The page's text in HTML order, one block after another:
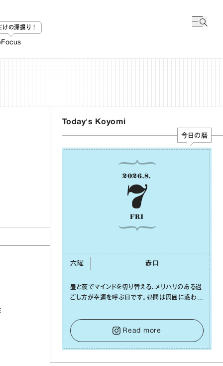
けの深掘り！
Focus
Today's Koyomi
今日の暦
2026.8.
7
FRI
六曜 ⾚⼝
昼と夜でマインドを切り替える、メリハリのある過
ごし⽅が幸運を呼ぶ⽇です。昼間は周囲に惑わさ
をキープして。そして夜は、疲れや寂しさから⽢
い⾔葉に流されないよう、⼼にしっかりブレーキ
をかけること。この意識の切り替えが、あなたに
確かな安⼼感をもたらすはずです。
Read more